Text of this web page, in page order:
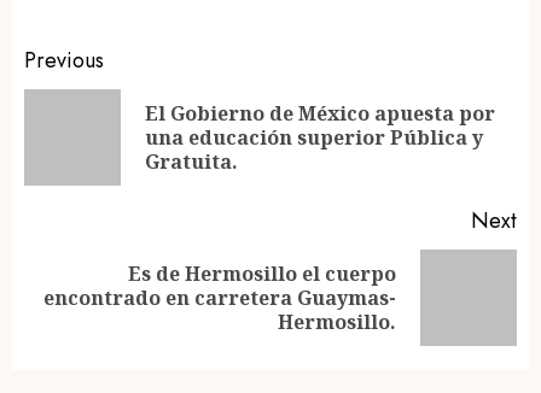
Post
navigation
Previous
El Gobierno de México apuesta por
una educación superior Pública y
Gratuita.
Next
Next
Es de Hermosillo el cuerpo
encontrado en carretera Guaymas-
Hermosillo.